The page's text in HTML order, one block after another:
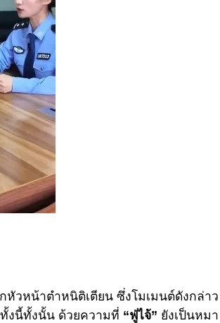
วหน้าตำหนิติเตียน ซึ่งโมเมนต์ดังกล่าว
งนี้ทั้งนั้น ด้วยความที่ “ฟู่ไจ้” ยังเป็นหมา